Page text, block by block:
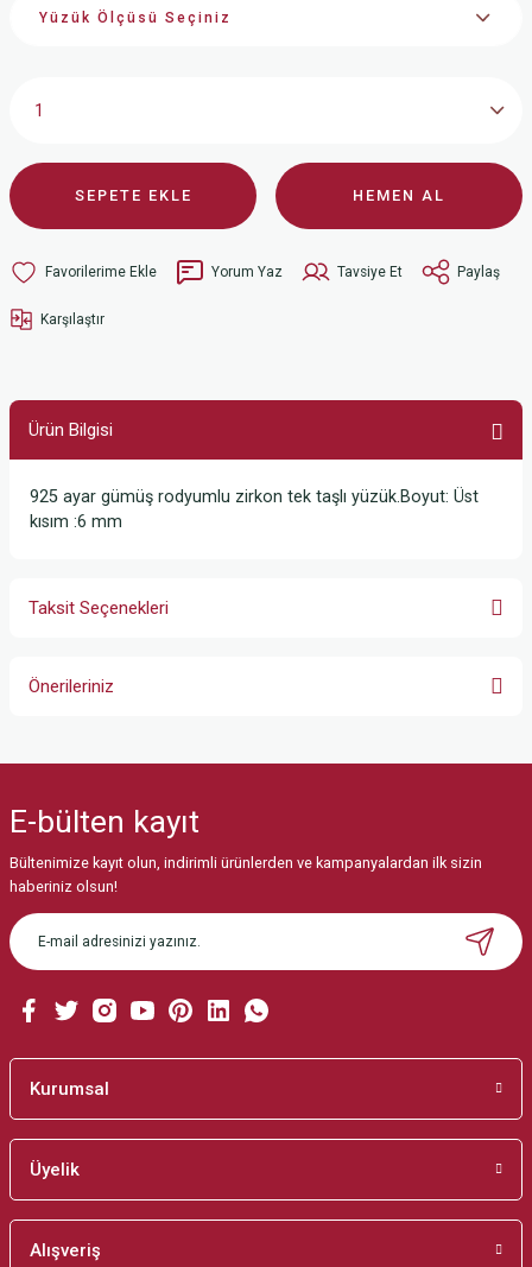
SEPETE EKLE HEMEN AL
Yorum Yaz Tavsiye Et Paylaş
Karşılaştır
Ürün Bilgisi
925 ayar gümüş rodyumlu zirkon tek taşlı yüzük.Boyut: Üst
kısım :6 mm
Taksit Seçenekleri
Önerileriniz
Görüş ve önerileriniz için teşekkür ederiz.
Ürün resmi kalitesiz, bozuk veya görüntülenemiyor.
Ürün açıklamasında eksik bilgiler bulunuyor.
Ürün bilgilerinde hatalar bulunuyor.
Bu ürüne benzer farklı alternatifler olmalı.
E-bülten kayıt
Bültenimize kayıt olun, indirimli ürünlerden ve kampanyalardan ilk sizin
haberiniz olsun!
Kurumsal
Üyelik
Alışveriş